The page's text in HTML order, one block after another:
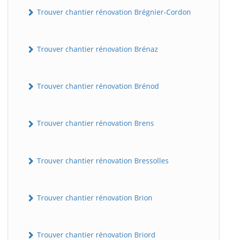
Trouver chantier rénovation Brégnier-Cordon
Trouver chantier rénovation Brénaz
Trouver chantier rénovation Brénod
Trouver chantier rénovation Brens
Trouver chantier rénovation Bressolles
Trouver chantier rénovation Brion
Trouver chantier rénovation Briord